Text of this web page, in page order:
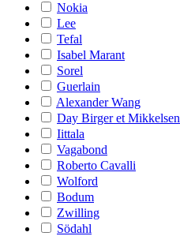
Nokia
Lee
Tefal
Isabel Marant
Sorel
Guerlain
Alexander Wang
Day Birger et Mikkelsen
Iittala
Vagabond
Roberto Cavalli
Wolford
Bodum
Zwilling
Södahl